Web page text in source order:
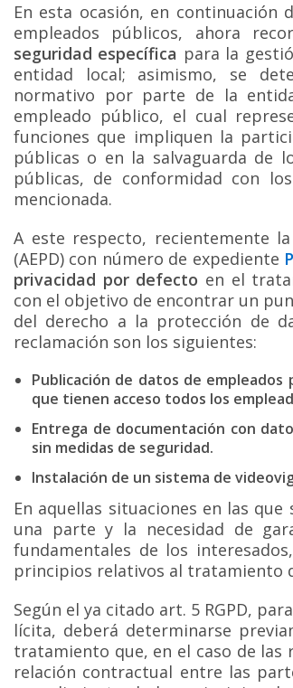
En esta ocasión, en continuación
empleados públicos, ahora
seguridad específica para la
entidad local; asimismo, se
normativo por parte de la
empleado público, el cual
funciones que impliquen la
públicas o en la salvaguarda de
públicas, de conformidad con
mencionada.
A este respecto, recientemente
(AEPD) con número de expediente
privacidad por defecto en el
con el objetivo de encontrar un
del derecho a la protección de
reclamación son los siguientes:
Publicación de datos de
que tienen acceso todos los
Entrega de documentación con
sin medidas de seguridad.
Instalación de un sistema de
En aquellas situaciones en las
una parte y la necesidad de
fundamentales de los
principios relativos al tratamiento
Según el ya citado art. 5 RGPD,
lícita, deberá determinarse
tratamiento que, en el caso de las
relación contractual entre las